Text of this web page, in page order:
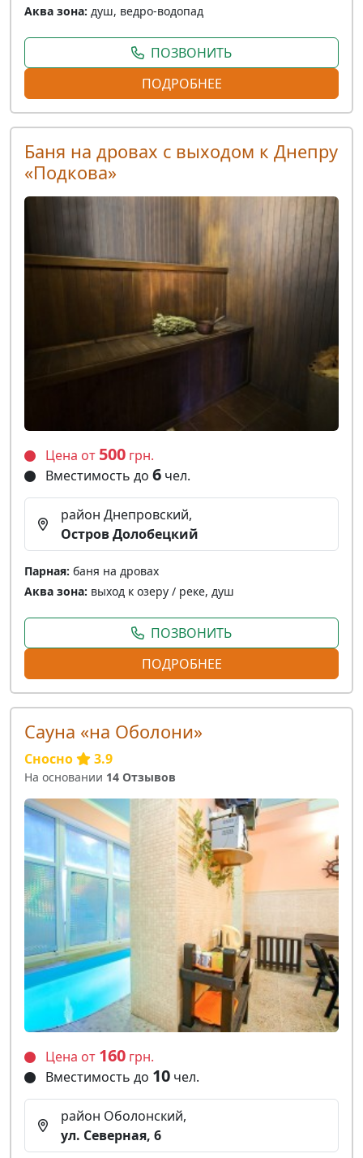
Аква зона: душ, ведро-водопад
ПОЗВОНИТЬ
ПОДРОБНЕЕ
Баня на дровах с выходом к Днепру
«Подкова»
Цена от 500 грн.
Вместимость до 6 чел.
район Днепровский,
Остров Долобецкий
Парная: баня на дровах
Аква зона: выход к озеру / реке, душ
ПОЗВОНИТЬ
ПОДРОБНЕЕ
Сауна «на Оболони»
Сносно 3.9
На основании 14 Отзывов
Цена от 160 грн.
Вместимость до 10 чел.
район Оболонский,
ул. Северная, 6